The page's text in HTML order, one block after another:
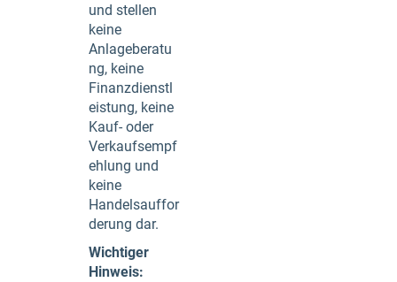
und stellen
keine
Anlageberatu
ng, keine
Finanzdienstl
eistung, keine
Kauf- oder
Verkaufsempf
ehlung und
keine
Handelsauffor
derung dar.
Wichtiger
Hinweis: